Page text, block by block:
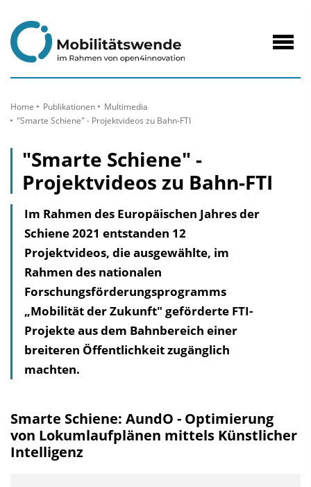
Inhalt
Home Publikationen
Multimedia
"Smarte Schiene" - Projektvideos zu Bahn-FTI
"Smarte Schiene" -
Projektvideos zu Bahn-FTI
Im Rahmen des Europäischen Jahres der
Schiene 2021 entstanden 12
Projektvideos, die ausgewählte, im
Rahmen des nationalen
Forschungsförderungsprogramms
„Mobilität der Zukunft" geförderte FTI-
Projekte aus dem Bahnbereich einer
breiteren Öffentlichkeit zugänglich
machten.
Smarte Schiene: AundO - Optimierung
von Lokumlaufplänen mittels Künstlicher
Intelligenz